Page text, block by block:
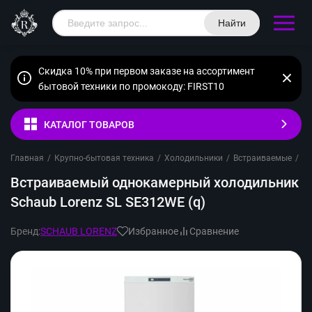
Найти
Скидка 10% при первом заказе на ассортимент
бытовой техники по промокоду: FIRST10
КАТАЛОГ ТОВАРОВ
Главная / Крупно-бытовая техника / Холодильники / Встраиваемые /
Встраиваемый однокамерный холодильник
Schaub Lorenz SL SE312WE (q)
Бренд:SCHAUB LORENZ Избранное Сравнение